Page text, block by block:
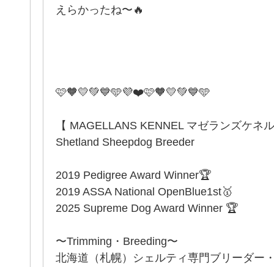
えらかったね〜🔥
️🩷🧡💛💚💙🩵💜❤️🩷🧡💛💚💙🩵
【 MAGELLANS KENNEL マゼランズケネ
Shetland Sheepdog Breeder
2019 Pedigree Award Winner🏆
2019 ASSA National OpenBlue1st🥇
2025 Supreme Dog Award Winner 🏆
〜Trimming・Breeding〜
北海道（札幌）シェルティ専門ブリーダー